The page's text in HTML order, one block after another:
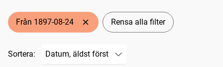
Från 1897-08-24 Rensa alla filter
Sortera: